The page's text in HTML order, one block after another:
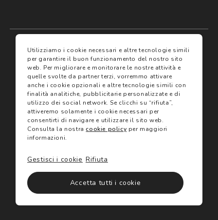
I miei preferiti
Assicurazioni
Servizi
Trova negozio
Gift Card
Termini e condizioni
Termini di vendita
Avvertenze e informazioni di sicurezza sui prodotti
Informativa sulla Privacy
Utilizzo dei cookie
Utilizziamo i cookie necessari e altre tecnologie simili
per garantire il buon funzionamento del nostro sito
web. Per migliorare e monitorare le nostre attività e
quelle svolte da partner terzi, vorremmo attivare
anche i cookie opzionali e altre tecnologie simili con
finalità analitiche, pubblicitarie personalizzate e di
utilizzo dei social network. Se clicchi su “rifiuta”,
attiveremo solamente i cookie necessari per
consentirti di navigare e utilizzare il sito web.
Consulta la nostracookie policy per maggiori
informazioni.
Accetta tutti i cookie
Rifiuta
Gestisci i cookie